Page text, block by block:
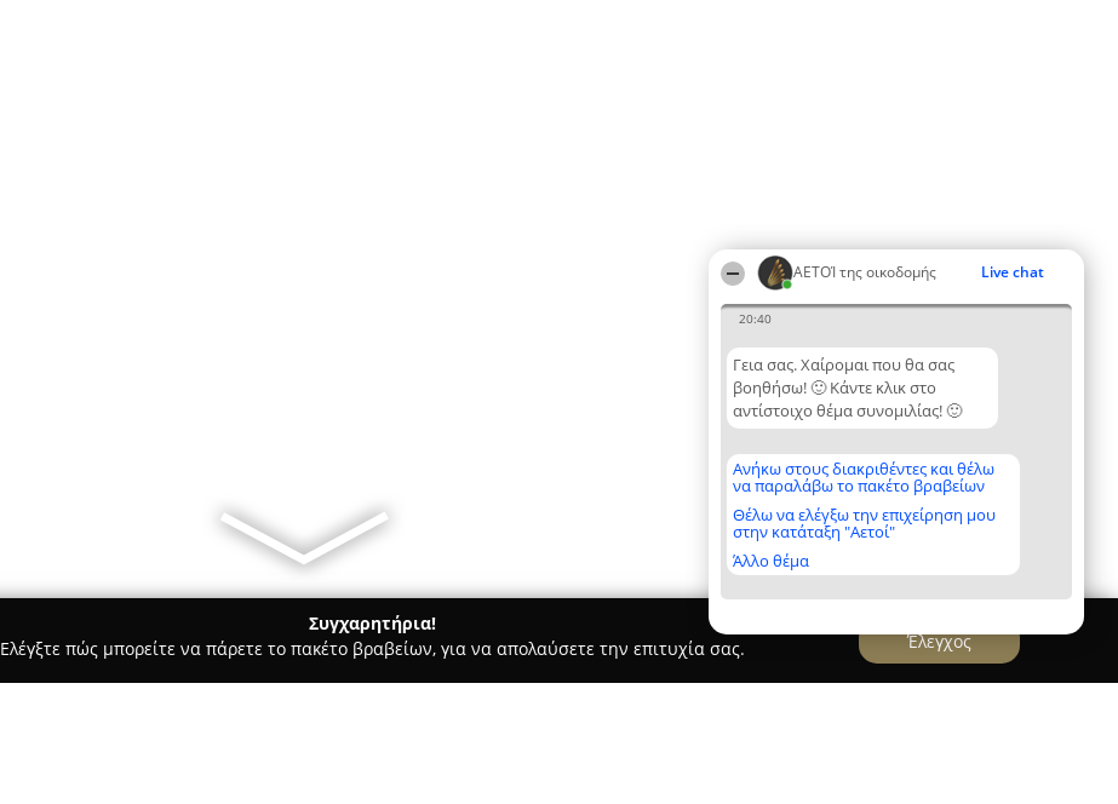
ΑΕΤΟΊ της οικοδομής Live chat
20:40
Γεια σας. Χαίρομαι που θα σας
βοηθήσω! 🙂 Κάντε κλικ στο
αντίστοιχο θέμα συνομιλίας! 🙂
Ανήκω στους διακριθέντες και θέλω
να παραλάβω το πακέτο βραβείων
Θέλω να ελέγξω την επιχείρηση μου
στην κατάταξη "Αετοί"
Άλλο θέμα
Συγχαρητήρια!
Ελέγξτε πώς μπορείτε να πάρετε το πακέτο βραβείων, για να απολαύσετε την επιτυχία σας.
Έλεγχος